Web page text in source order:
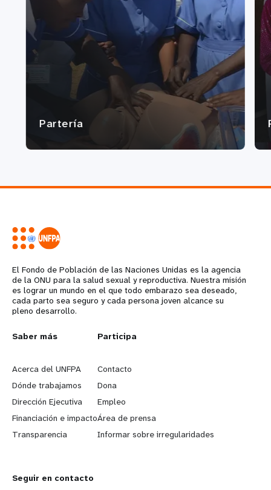
Partería
El Fondo de Población de las Naciones Unidas es la agencia
de la ONU para la salud sexual y reproductiva. Nuestra misión
es lograr un mundo en el que todo embarazo sea deseado,
cada parto sea seguro y cada persona joven alcance su
pleno desarrollo.
L
e
a
r
n
Saber más
Acerca del UNFPA
Dónde trabajamos
Dirección Ejecutiva
Financiación e impacto
Transparencia
G
o
b
e
y
Participa
Contacto
Dona
Empleo
Área de prensa
Informar sobre irregularidades
Seguir en contacto